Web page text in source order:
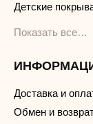
Детские
Показать все…
Доставка и
Обмен и